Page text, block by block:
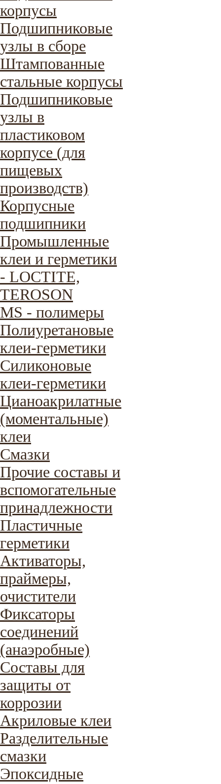
корпусы
Подшипниковые
узлы в сборе
Штампованные
стальные корпусы
Подшипниковые
узлы в
пластиковом
корпусе (для
пищевых
производств)
Корпусные
подшипники
Промышленные
клеи и герметики
- LOCTITE,
TEROSON
MS - полимеры
Полиуретановые
клеи-герметики
Силиконовые
клеи-герметики
Цианоакрилатные
(моментальные)
клеи
Смазки
Прочие составы и
вспомогательные
принадлежности
Пластичные
герметики
Активаторы,
праймеры,
очистители
Фиксаторы
соединений
(анаэробные)
Составы для
защиты от
коррозии
Акриловые клеи
Разделительные
смазки
Эпоксидные